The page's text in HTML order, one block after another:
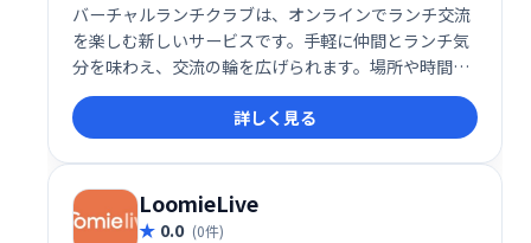
バーチャルランチクラブは、オンラインでランチ交流
を楽しむ新しいサービスです。手軽に仲間とランチ気
分を味わえ、交流の輪を広げられます。場所や時間に
縛られず、気の合う仲間とのランチタイムを充実させ
ましょう。
詳しく見る
LoomieLive
0.0 (0件)